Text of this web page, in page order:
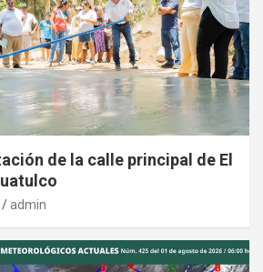
de la calle principal de El
admin